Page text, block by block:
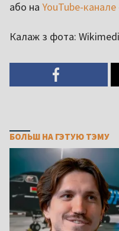
або на YouTube-
Калаж з фота:
БОЛЬШ НА ГЭТУЮ ТЭМУ